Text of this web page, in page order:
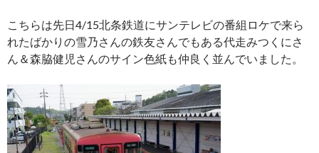
こちらは先日4/15北条鉄道にサンテレビの番組ロケで来ら
れたばかりの雪乃さんの鉄友さんでもある代走みつくにさ
ん＆森脇健児さんのサイン色紙も仲良く並んでいました。